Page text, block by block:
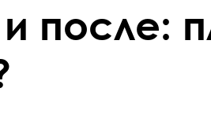
после: